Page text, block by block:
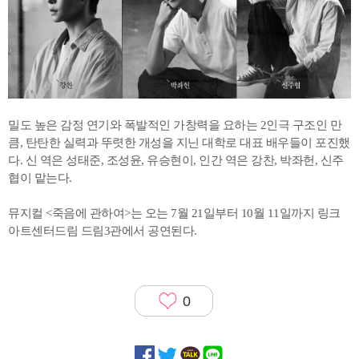
밀도 높은 감정 연기와 폭발적인 가창력을 요하는 2인극 구조인 만
큼, 탄탄한 실력과 뚜렷한 개성을 지닌 대학로 대표 배우들이 포진했
다. 신 역은 성태준, 조성윤, 유승현이, 인간 역은 강찬, 박좌헌, 신주
협이 맡는다.
뮤지컬 <죽음에 관하여>는 오는 7월 21일부터 10월 11일까지 링크
아트센터드림 드림3관에서 공연된다.
0